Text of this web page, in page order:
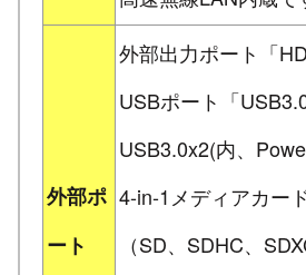
外部ポ
ート
外部出力ポート「
USBポート「
USB3.0x2(内、
4-in-1メディアカー
（SD、SDHC、